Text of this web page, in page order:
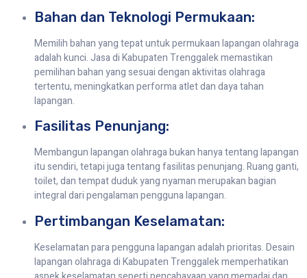
Bahan dan Teknologi Permukaan:
Memilih bahan yang tepat untuk permukaan lapangan olahraga
adalah kunci. Jasa di Kabupaten Trenggalek memastikan
pemilihan bahan yang sesuai dengan aktivitas olahraga
tertentu, meningkatkan performa atlet dan daya tahan
lapangan.
Fasilitas Penunjang:
Membangun lapangan olahraga bukan hanya tentang lapangan
itu sendiri, tetapi juga tentang fasilitas penunjang. Ruang ganti,
toilet, dan tempat duduk yang nyaman merupakan bagian
integral dari pengalaman pengguna lapangan.
Pertimbangan Keselamatan:
Keselamatan para pengguna lapangan adalah prioritas. Desain
lapangan olahraga di Kabupaten Trenggalek memperhatikan